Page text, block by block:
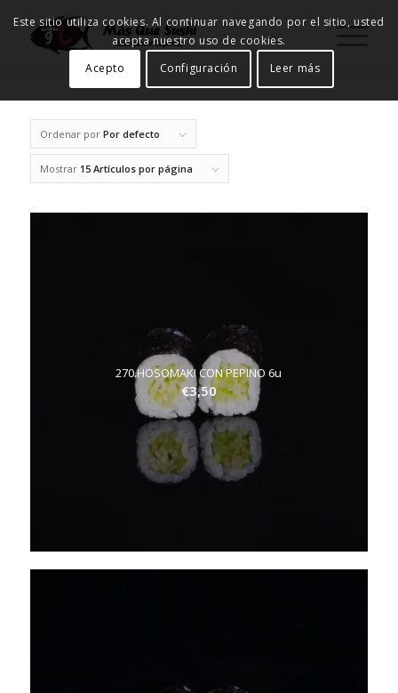
Ordenar por Por defecto
Mostrar 15 Artículos por página
270.HOSOMAKI CON PEPINO 6u
€3,50
Este sitio utiliza cookies. Al continuar navegando por el sitio, usted
acepta nuestro uso de cookies.
Acepto
Configuración Leer más